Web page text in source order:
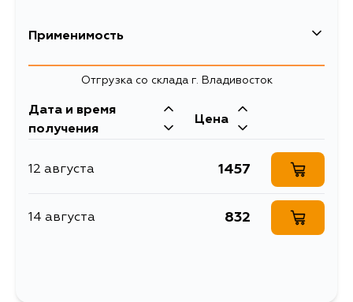
Масса, кг
Товарная группа рулевые наконечники
Применимость
Nissan
Кузов Двигатель
VW30, W30, NW30, VNW30, SC34,
KBCC23, KBNC23, KAJC23, KVC23,
KVJC23, VAJC23, VVJC23, KVNC23
KA24DE, CD20TI,
RB25DE, RB20DE,
RB20E, SR20DE,
SR20DET, GA16DE,
GA16DS, CD20,
CD20T, CD20ET
Отгрузка со склада г. Владивосток
Дата и время
получения
Цена
12 августа 1457
14 августа 832